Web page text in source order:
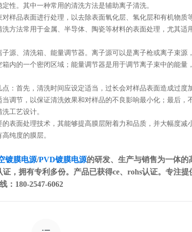
性。其中一种常用的清洗方法是辅助离子清洗。
样品表面进行处理，以去除表面氧化层、氢化层和有机物质
方法常用于金属、半导体、陶瓷等材料的表面处理，尤其适
源、清洗箱、能量调节器。离子源可以是离子枪或离子束源
内的一个密闭区域；能量调节器是用于调节离子束中的能量
：首先，清洗时间应设定适当，过长会对样品表面造成过度
调节，以保证清洗效果和对样品的不良影响最小化；最后，
工艺设计。
表面处理技术，其能够提高膜层附着力和品质，并大幅度减
纯度的膜层。
镀膜电源/PVD镀膜电源的研发、生产与销售为一体的
，拥有专利多份。产品已获得ce、rohs认证。专注提
：180-2547-6062